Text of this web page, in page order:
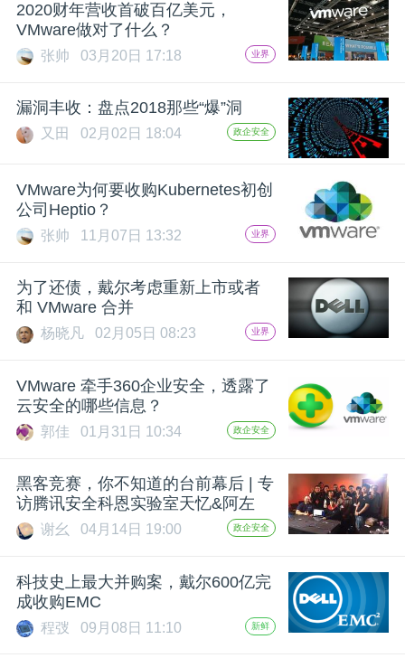
活
动
中
GAIR
专
题
爱
搞
机
2020财年营收首破百亿美元，
VMware做对了什么？
张帅 03月20日 17:18 业界
漏洞丰收：盘点2018那些“爆”洞
又田 02月02日 18:04 政企安全
VMware为何要收购Kubernetes初创
公司Heptio？
张帅 11月07日 13:32 业界
为了还债，戴尔考虑重新上市或者
和 VMware 合并
杨晓凡 02月05日 08:23 业界
VMware 牵手360企业安全，透露了
云安全的哪些信息？
郭佳 01月31日 10:34 政企安全
黑客竞赛，你不知道的台前幕后 | 专
访腾讯安全科恩实验室天忆&阿左
谢幺 04月14日 19:00 政企安全
科技史上最大并购案，戴尔600亿完
成收购EMC
程弢 09月08日 11:10 新鲜